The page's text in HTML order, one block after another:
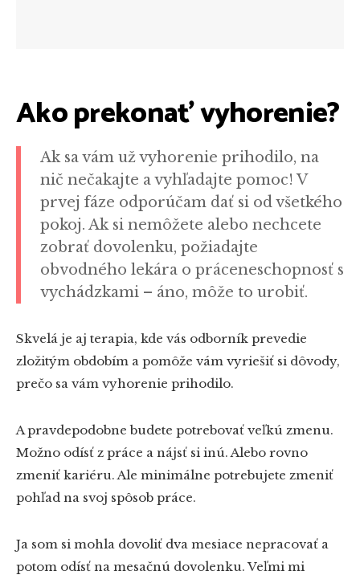
Ako prekonať vyhorenie?
Ak sa vám už vyhorenie prihodilo, na
nič nečakajte a vyhľadajte pomoc! V
prvej fáze odporúčam dať si od všetkého
pokoj. Ak si nemôžete alebo nechcete
zobrať dovolenku, požiadajte
obvodného lekára o práceneschopnosť s
vychádzkami – áno, môže to urobiť.
Skvelá je aj terapia, kde vás odborník prevedie
zložitým obdobím a pomôže vám vyriešiť si dôvody,
prečo sa vám vyhorenie prihodilo.
A pravdepodobne budete potrebovať veľkú zmenu.
Možno odísť z práce a nájsť si inú. Alebo rovno
zmeniť kariéru. Ale minimálne potrebujete zmeniť
pohľad na svoj spôsob práce.
Ja som si mohla dovoliť dva mesiace nepracovať a
potom odísť na mesačnú dovolenku. Veľmi mi